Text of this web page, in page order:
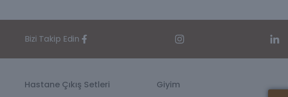
Bizi Takip Edin
Hastane Çıkış Setleri Giyim